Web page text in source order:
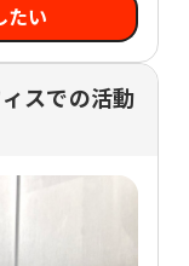
たい
スでの活動